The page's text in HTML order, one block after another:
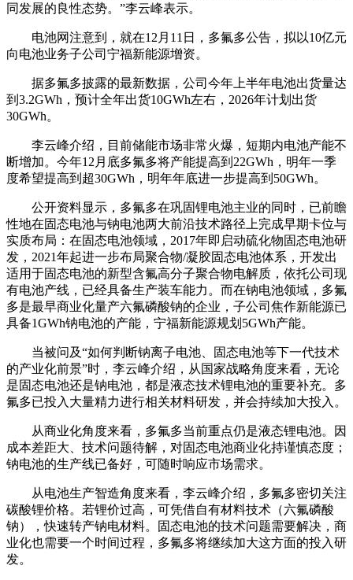
同发展的良性态势。”李云峰表示。
电池网注意到，就在12月11日，多氟多公告，拟以10亿元
向电池业务子公司宁福新能源增资。
据多氟多披露的最新数据，公司今年上半年电池出货量达
到3.2GWh，预计全年出货10GWh左右，2026年计划出货
30GWh。
李云峰介绍，目前储能市场非常火爆，短期内电池产能不
断增加。今年12月底多氟多将产能提高到22GWh，明年一季
度希望提高到超30GWh，明年年底进一步提高到50GWh。
公开资料显示，多氟多在巩固锂电池主业的同时，已前瞻
性地在固态电池与钠电池两大前沿技术路径上完成早期卡位与
实质布局：在固态电池领域，2017年即启动硫化物固态电池研
发，2021年起进一步布局聚合物/凝胶固态电池体系，开发出
适用于固态电池的新型含氟高分子聚合物电解质，依托公司现
有电池产线，已经具备生产装车能力。而在钠电池领域，多氟
多是最早商业化量产六氟磷酸钠的企业，子公司焦作新能源已
具备1GWh钠电池的产能，宁福新能源规划5GWh产能。
当被问及“如何判断钠离子电池、固态电池等下一代技术
的产业化前景”时，李云峰介绍，从国家战略角度来看，无论
是固态电池还是钠电池，都是液态技术锂电池的重要补充。多
氟多已投入大量精力进行相关材料研发，并会持续加大投入。
从商业化角度来看，多氟多当前重点仍是液态锂电池。因
成本差距大、技术问题待解，对固态电池商业化持谨慎态度；
钠电池的生产线已备好，可随时响应市场需求。
从电池生产智造角度来看，李云峰介绍，多氟多密切关注
碳酸锂价格。若锂价过高，可凭借自有材料技术（六氟磷酸
钠），快速转产钠电材料。固态电池的技术问题需要解决，商
业化也需要一个时间过程，多氟多将继续加大这方面的投入研
发。